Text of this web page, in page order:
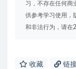
习，不存在任何商
供参考学习使用，
和非法行为，请在
收藏 链